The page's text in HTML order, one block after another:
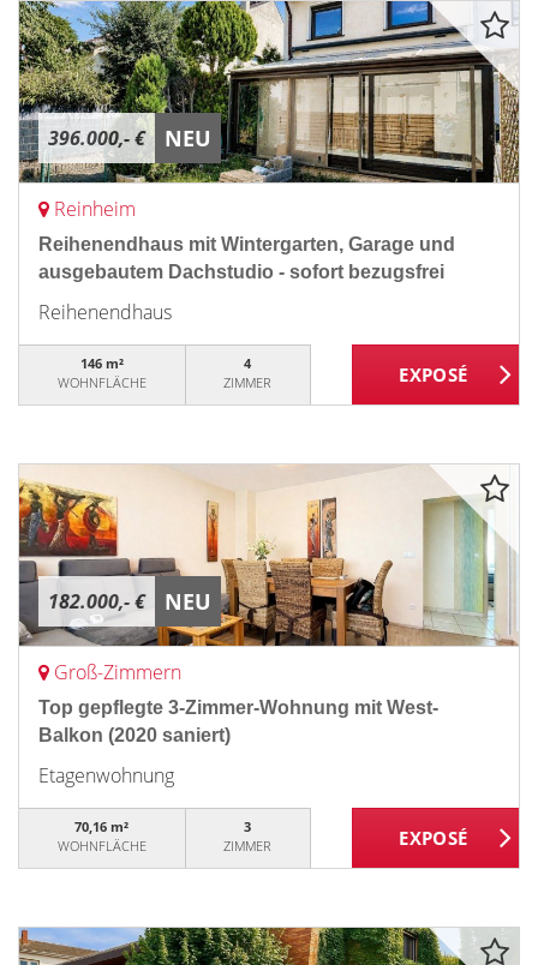
396.000,- € NEU
Reinheim
Reihenendhaus mit Wintergarten, Garage und
ausgebautem Dachstudio - sofort bezugsfrei
Reihenendhaus
146 m²
WOHNFLÄCHE
4
ZIMMER
182.000,- € NEU
Groß-Zimmern
Top gepflegte 3-Zimmer-Wohnung mit West-
Balkon (2020 saniert)
Etagenwohnung
70,16 m²
WOHNFLÄCHE
3
ZIMMER